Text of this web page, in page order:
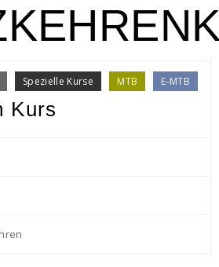
E-MTB
MTB
Spezielle Kurse
Kurs